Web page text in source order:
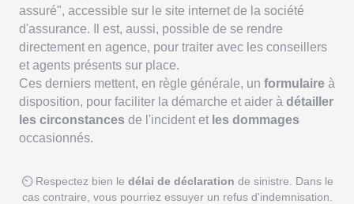
assuré", accessible sur le site internet de la société
d'assurance. Il est, aussi, possible de se rendre
directement en agence, pour traiter avec les conseillers
et agents présents sur place.
Ces derniers mettent, en règle générale, un formulaire à
disposition, pour faciliter la démarche et aider à détailler
les circonstances de l'incident et les dommages
occasionnés.
⏲ Respectez bien le délai de déclaration de sinistre. Dans le
cas contraire, vous pourriez essuyer un refus d'indemnisation.